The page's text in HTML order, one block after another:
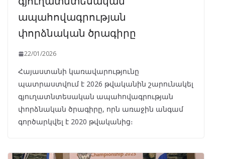
ապահովագրության
փորձնական ծրագիրը
22/01/2026
Հայաստանի կառավարությունը
պատրաստվում է 2026 թվականին շարունակել
գյուղատնտեսական ապահովագրության
փորձնական ծրագիրը, որն առաջին անգամ
գործարկվել է 2020 թվականից։